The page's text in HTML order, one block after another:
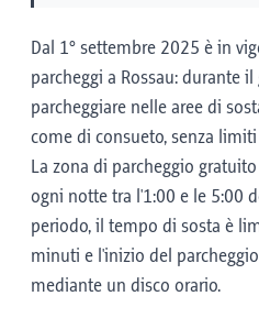
Dal 1° settembre 2025 è in
parcheggi a Rossau: durante
parcheggiare nelle aree di
come di consueto, senza
La zona di parcheggio
ogni notte tra l'1:00 e le 5:00
periodo, il tempo di sosta è
minuti e l'inizio del
mediante un disco orario.